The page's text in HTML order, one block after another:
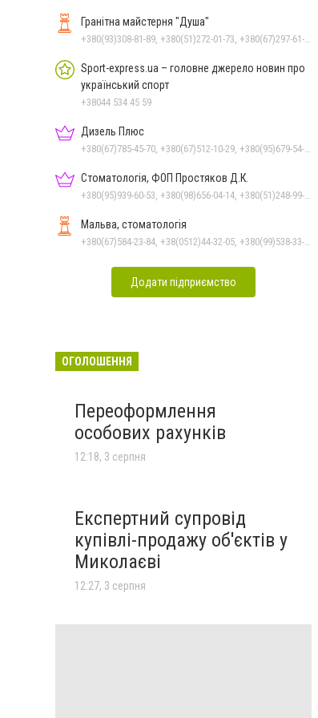
Гранітна майстерня "Душа"
Sport-express.ua – головне джерело новин про
український спорт
+38044 534 45 59
Дизель Плюс
Стоматологія, ФОП Простяков Д.К.
Мальва, стоматологія
Додати підприємство
ОГОЛОШЕННЯ
Переоформлення
особових рахунків
12:18, 3 серпня
Експертний супровід
купівлі-продажу об'єктів у
Миколаєві
12:27, 3 серпня